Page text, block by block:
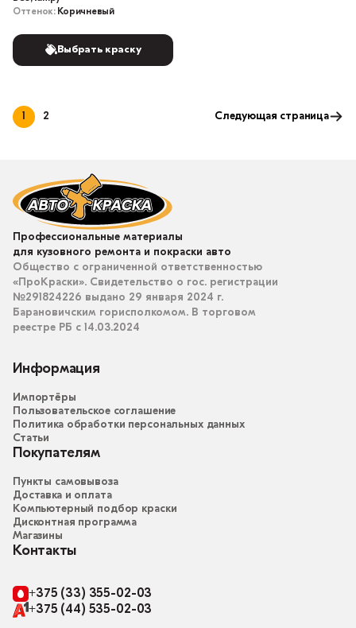
Оттенок: Коричневый
Выбрать краску
1 2 Следующая страница
Профессиональные материалы
для кузовного ремонта и покраски авто
Общество с ограниченной ответственностью
«ПроКраски». Свидетельство о гос. регистрации
№291824226 выдано 29 января 2024 г.
Барановичским горисполкомом. В торговом
реестре РБ с 14.03.2024
Информация
Импортёры
Пользовательское соглашение
Политика обработки персональных данных
Статьи
Покупателям
Пункты самовывоза
Доставка и оплата
Компьютерный подбор краски
Дисконтная программа
Магазины
Контакты
+375 (33) 355-02-03
+375 (44) 535-02-03